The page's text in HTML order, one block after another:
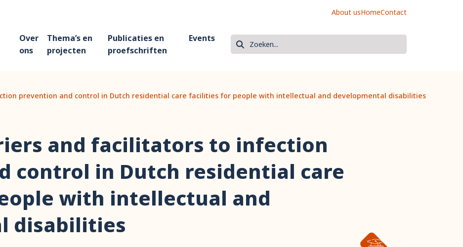
About usHomeContact
Over
ons
Thema’s en
projecten
Publicaties en
proefschriften
Events
Zoeken
Zoek
prevention and control in Dutch residential care facilities for people with intellectual and developmental disabilities
and facilitators to infection
control in Dutch residential care
with intellectual and
disabilities